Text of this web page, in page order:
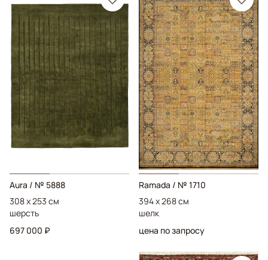
Aura / № 5888
308 x 253 см
шерсть
697 000 ₽
Ramada / № 1710
394 x 268 см
шелк
цена по запросу